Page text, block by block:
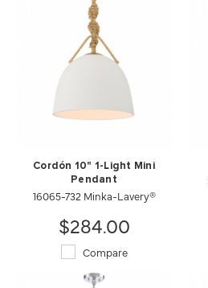
Cordón 10" 1-Light Mini
Pendant
16065-732 Minka-Lavery®
$284.00
Compare